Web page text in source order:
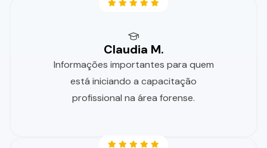
Claudia M.
Informações importantes para quem
está iniciando a capacitação
profissional na área forense.